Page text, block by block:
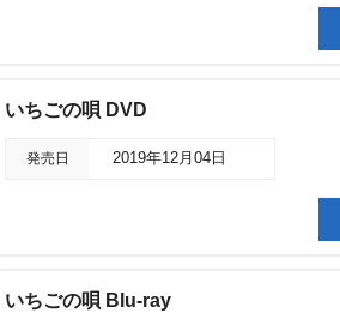
いちごの唄 DVD
発売日 2019年12月04日
いちごの唄 Blu-ray